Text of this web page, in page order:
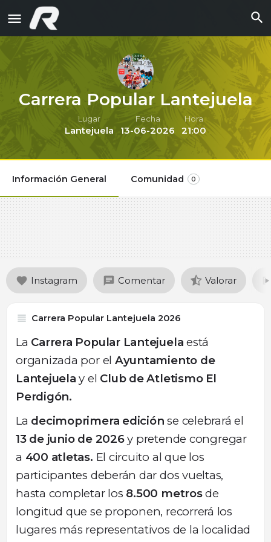
Carrera Popular Lantejuela
Lugar
Lantejuela
Fecha
13-06-2026
Hora
21:00
Información General Comunidad 0
Instagram Comentar Valorar
Carrera Popular Lantejuela 2026
La Carrera Popular Lantejuela está
organizada por el Ayuntamiento de
Lantejuela y el Club de Atletismo El
Perdigón.
La decimoprimera edición se celebrará el
13 de junio de 2026y pretende congregar
a 400 atletas. El circuito al que los
participantes deberán dar dos vueltas,
hasta completar los 8.500 metrosde
longitud que se proponen, recorrerá los
lugares más representativos de la localidad